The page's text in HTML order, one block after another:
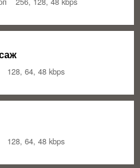
128, 64, 48 kbps
128, 64, 48 kbps